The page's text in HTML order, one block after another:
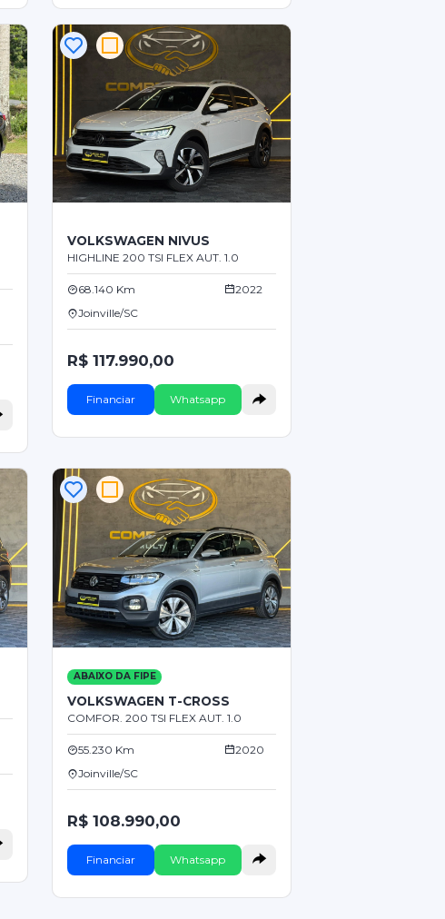
VOLKSWAGEN NIVUS
HIGHLINE 200 TSI FLEX AUT. 1.0
68.140 Km
2022
Joinville/SC
R$ 117.990,00
Financiar Whatsapp
ABAIXO DA FIPE
VOLKSWAGEN T-CROSS
COMFOR. 200 TSI FLEX AUT. 1.0
55.230 Km
2020
Joinville/SC
R$ 108.990,00
Financiar Whatsapp